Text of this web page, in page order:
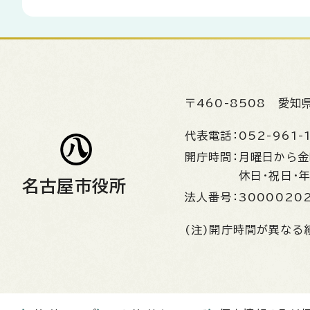
名古屋市役所
〒460-8508 愛知
代表電話： 052-961-
開庁時間： 月曜日から
休日・祝日・
法人番号：
(注)開庁時間が異なる